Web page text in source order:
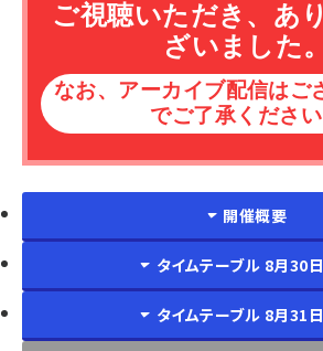
ご視聴いただき、あ
ざいました。
なお、アーカイブ配信はご
でご了承ください
開催概要
タイムテーブル 8月30
タイムテーブル 8月31